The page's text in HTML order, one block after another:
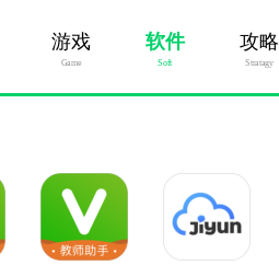
游戏
Game
软件
Soft
攻略
Stratagy